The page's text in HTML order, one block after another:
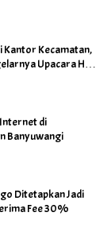
Kantor Kecamatan,
Upacara HUT
di
Banyuwangi
Ditetapkan Jadi
Fee 30%